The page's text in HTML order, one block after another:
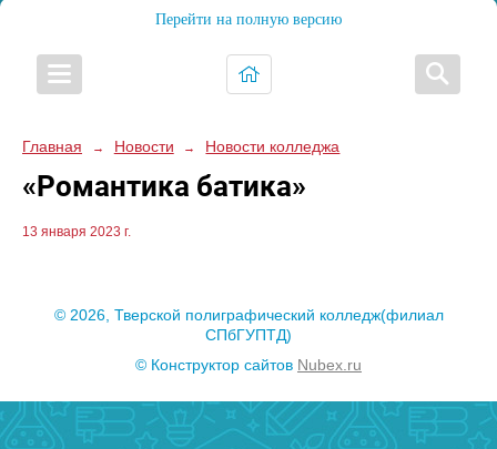
Перейти на полную версию
Главная → Новости → Новости колледжа
«Романтика батика»
13 января 2023 г.
© 2026, Тверской полиграфический колледж(филиал
СПбГУПТД)
© Конструктор сайтов Nubex.ru